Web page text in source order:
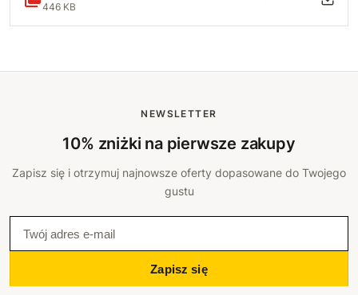
446 KB
NEWSLETTER
10% zniżki na pierwsze zakupy
Zapisz się i otrzymuj najnowsze oferty dopasowane do Twojego
gustu
Zapisz się